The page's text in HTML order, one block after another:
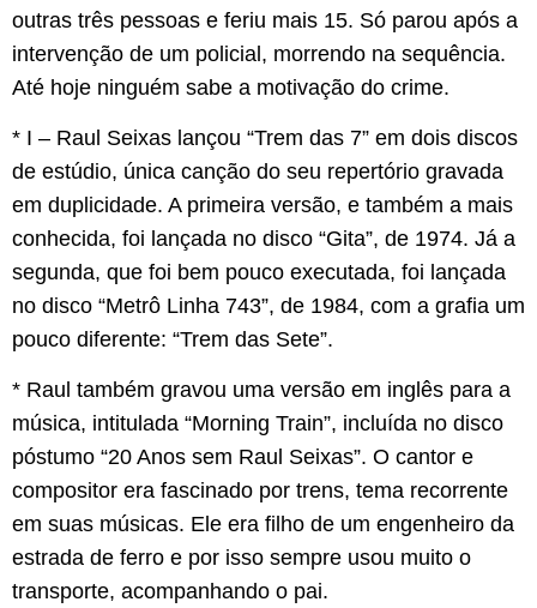
outras três pessoas e feriu mais 15. Só parou após a
intervenção de um policial, morrendo na sequência.
Até hoje ninguém sabe a motivação do crime.
* I – Raul Seixas lançou “Trem das 7” em dois discos
de estúdio, única canção do seu repertório gravada
em duplicidade. A primeira versão, e também a mais
conhecida, foi lançada no disco “Gita”, de 1974. Já a
segunda, que foi bem pouco executada, foi lançada
no disco “Metrô Linha 743”, de 1984, com a grafia um
pouco diferente: “Trem das Sete”.
* Raul também gravou uma versão em inglês para a
música, intitulada “Morning Train”, incluída no disco
póstumo “20 Anos sem Raul Seixas”. O cantor e
compositor era fascinado por trens, tema recorrente
em suas músicas. Ele era filho de um engenheiro da
estrada de ferro e por isso sempre usou muito o
transporte, acompanhando o pai.